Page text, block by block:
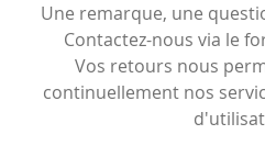
Une remarque, une
Contactez-nous via le
Vos retours nous
continuellement nos